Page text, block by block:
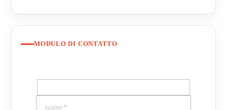
MODULO DI CONTATTO